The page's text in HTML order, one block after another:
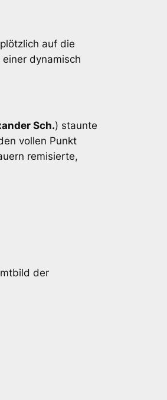
auf die
dynamisch
Sch.) staunte
vollen Punkt
remisierte,
der